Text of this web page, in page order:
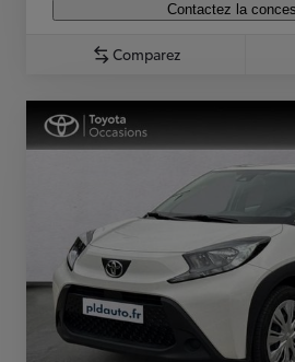
Contactez la
Comparez